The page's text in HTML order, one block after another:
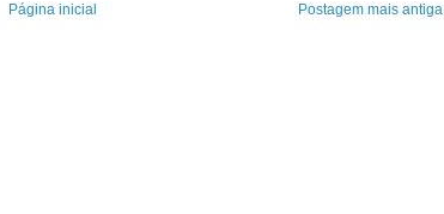
Postagem mais antiga
Página inicial